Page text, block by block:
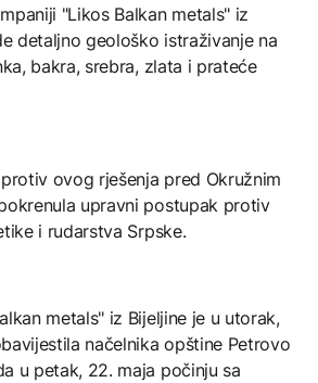
"Likos Balkan metals" iz
detaljno geološko istraživanje na
bakra, srebra, zlata i prateće
ovog rješenja pred Okružnim
upravni postupak protiv
i rudarstva Srpske.
metals" iz Bijeljine je u utorak,
načelnika opštine Petrovo
u petak, 22. maja počinju sa